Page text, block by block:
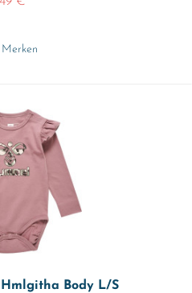
Merken
Hmlgitha Body L/S